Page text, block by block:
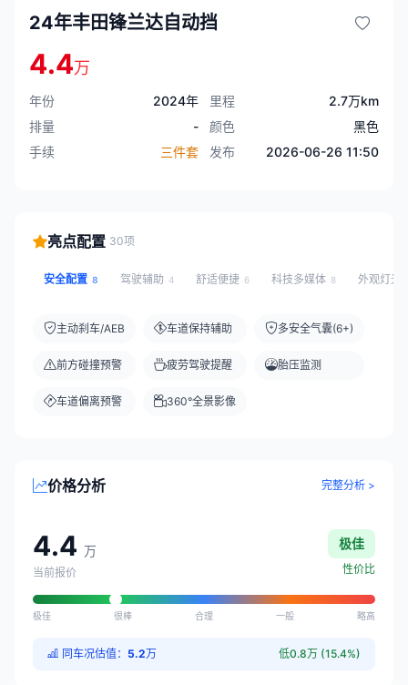
24年丰田锋兰达自动挡
4.4万
年份 2024年 里程
2.7万km
排量
- 颜色
黑色
手续
三件套 发布 2026-06-26 11:50
亮点配置 30项
安全配置 8 驾驶辅助 4 舒适便捷 6 科技多媒体 8 外观灯光
主动刹车/AEB
前方碰撞预警
车道偏离预警
车道保持辅助
疲劳驾驶提醒
360°全景影像
多安全气囊(6+)
胎压监测
价格分析 完整分析 >
4.4 万
当前报价
极佳
性价比
极佳 很棒 合理 一般 略高
同车况估值： 5.2万 低0.8万 (15.4%)